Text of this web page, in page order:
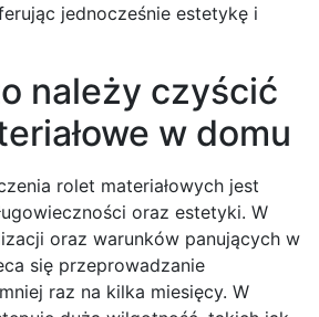
jednocześnie estetykę i
należy czyścić
w domu
rolet materiałowych jest
oraz estetyki. W
oraz warunków panujących w
się przeprowadzanie
raz na kilka miesięcy. W